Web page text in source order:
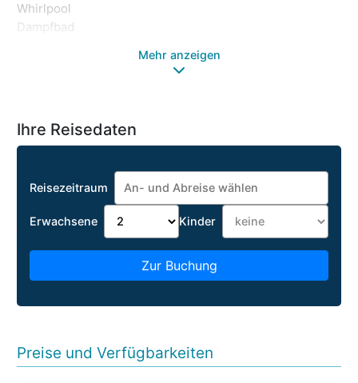
Whirlpool
Dampfbad
Mehr anzeigen
Ihre Reisedaten
Reisezeitraum
Erwachsene Kinder
Zur Buchung
Preise und Verfügbarkeiten